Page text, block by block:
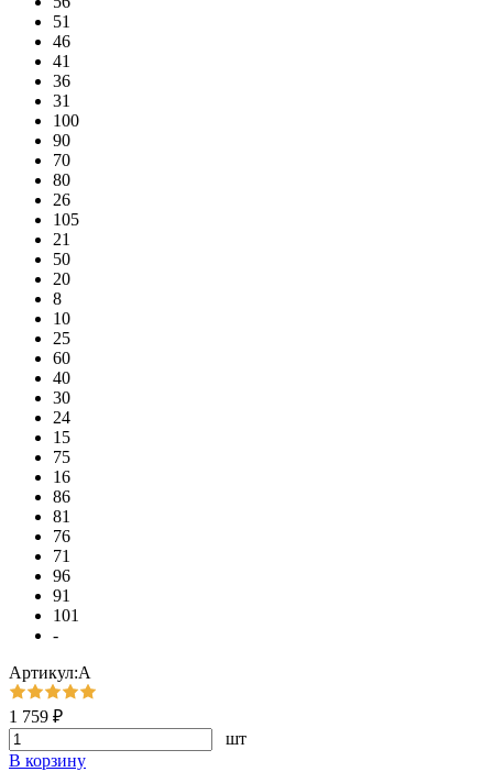
51
46
41
36
31
100
90
70
80
26
105
21
50
20
8
10
25
60
40
30
24
15
75
16
86
81
76
71
96
91
101
-
Артикул:А
1 759 ₽
шт
В корзину